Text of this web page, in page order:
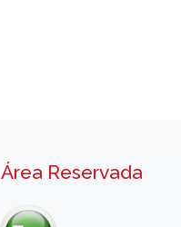
Área Reservada